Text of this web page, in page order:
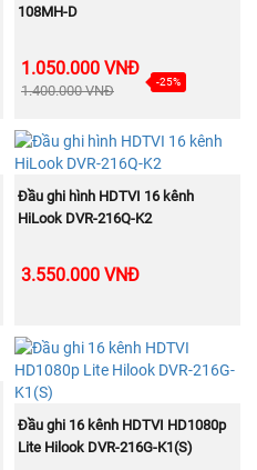
108MH-D
1.050.000 VNĐ
1.400.000 VNĐ
-25%
MUA NGAY
Đầu ghi hình HDTVI 16 kênh
HiLook DVR-216Q-K2
3.550.000 VNĐ
MUA NGAY
Đầu ghi 16 kênh HDTVI HD1080p
Lite Hilook DVR-216G-K1(S)